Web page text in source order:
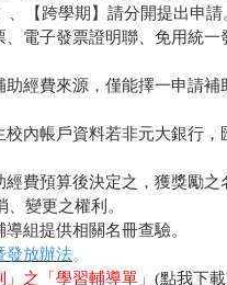
【跨學期】請分開提出申請
電子發票證明聯、免用統
經費來源，僅能擇一申請
內帳戶資料若非元大銀行
費預算後決定之，獲獎勵
變更之權利。
組提供相關名冊查驗。
發放辦法。
之「學習輔導單」 (點我下